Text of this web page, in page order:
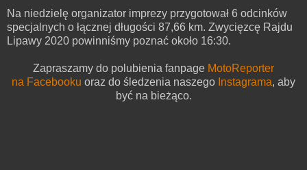
Na niedzielę organizator imprezy przygotował 6 odcinków
specjalnych o łącznej długości 87,66 km. Zwycięzcę Rajdu
Lipawy 2020 powinniśmy poznać około 16:30.
Zapraszamy do polubienia fanpage MotoReporter
na Facebooku oraz do śledzenia naszego Instagrama, aby
być na bieżąco.